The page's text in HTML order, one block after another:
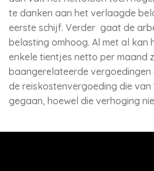
te danken aan het verlaagde
eerste schijf. Verder gaat de
belasting omhoog. Al met al kan
enkele tientjes netto per maand
baangerelateerde
de reiskostenvergoeding die van
gegaan, hoewel die verhoging